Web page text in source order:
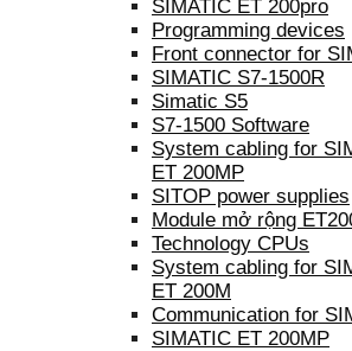
SIMATIC ET 200pro
Programming devices
Front connector for
SIMATIC S7-1500R
Simatic S5
S7-1500 Software
System cabling for
ET 200MP
SITOP power supplies
Module mở rộng
Technology CPUs
System cabling for
ET 200M
Communication for
SIMATIC ET 200MP